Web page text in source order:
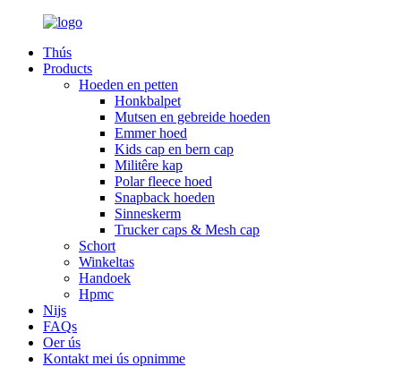
Thús
Products
Hoeden en petten
Honkbalpet
Mutsen en gebreide hoeden
Emmer hoed
Kids cap en bern cap
Militêre kap
Polar fleece hoed
Snapback hoeden
Sinneskerm
Trucker caps & Mesh cap
Schort
Winkeltas
Handoek
Hpmc
Nijs
FAQs
Oer ús
Kontakt mei ús opnimme